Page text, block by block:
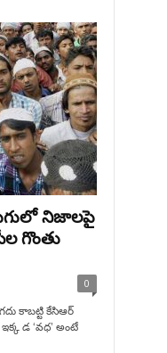
నిజాలపై
గొంతు
0
కాబట్టి కేసిఆర్
డ ‘వధ’ అంటే